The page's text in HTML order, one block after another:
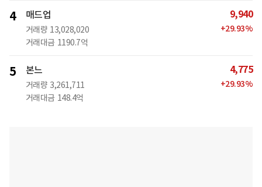
4 매드업
거래량 13,028,020
거래대금 1190.7억
9,940
+29.93%
5 본느
거래량 3,261,711
거래대금 148.4억
4,775
+29.93%